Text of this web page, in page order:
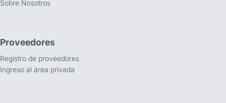
Sobre Nosotros
Proveedores
Registro de proveedores
Ingreso al área privada